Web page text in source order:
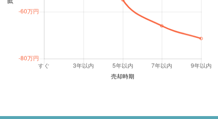
42.2万円 ～ 154.2万円
ハイブリッド Gターボ
に申込む